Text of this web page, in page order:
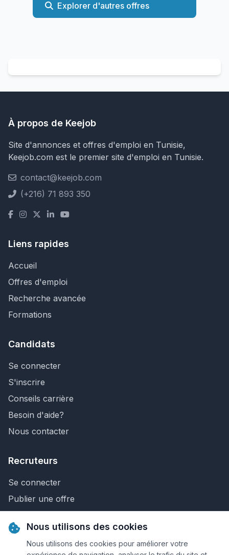
Explorer d'autres offres
À propos de Keejob
Site d'annonces et offres d'emploi en Tunisie,
Keejob.com est le premier site d'emploi en Tunisie.
contact@keejob.com
(+216) 71 893 350
Liens rapides
Accueil
Offres d'emploi
Recherche avancée
Formations
Candidats
Se connecter
S'inscrire
Conseils carrière
Besoin d'aide?
Nous contacter
Recruteurs
Se connecter
Publier une offre
Nous contacter
Nous utilisons des cookies
Nous utilisons des cookies pour améliorer votre